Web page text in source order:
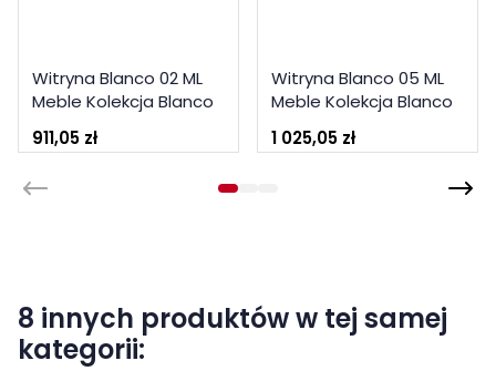
Witryna Blanco 02 ML
Meble Kolekcja Blanco
911,05 zł
Witryna Blanco 05 ML
Meble Kolekcja Blanco
1 025,05 zł
8 innych produktów w tej samej
kategorii: